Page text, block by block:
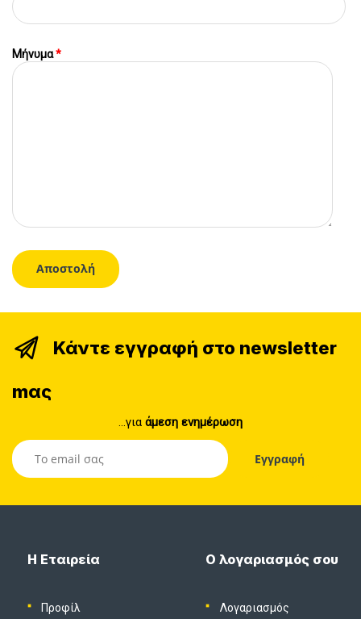
Μήνυμα*
Κάντε εγγραφή στο newsletter
mας
...για άμεση ενημέρωση
Η Εταιρεία
Προφίλ
Ο λογαριασμός σου
Λογαριασμός